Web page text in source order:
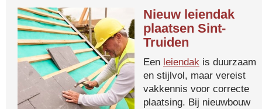
Nieuw leiendak
plaatsen Sint-
Truiden
Een leiendak is duurzaam
en stijlvol, maar vereist
vakkennis voor correcte
plaatsing. Bij nieuwbouw